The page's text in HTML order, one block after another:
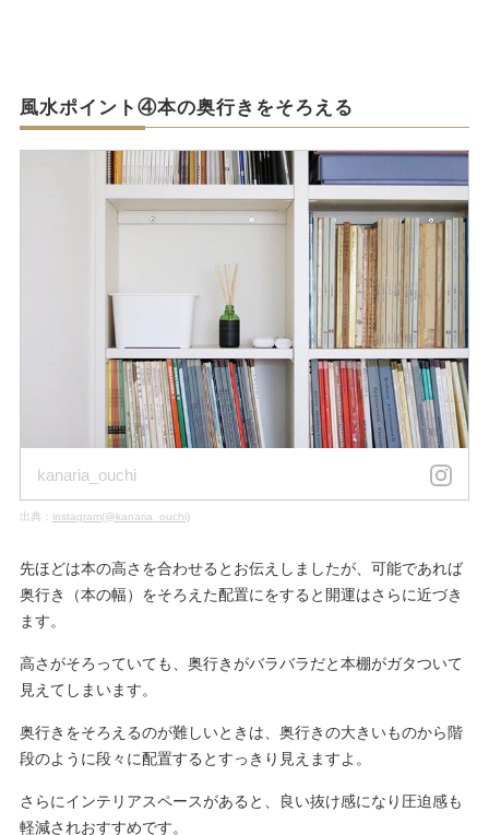
風水ポイント④本の奥行きをそろえる
kanaria_ouchi
出典： instagram(@kanaria_ouchi)
先ほどは本の高さを合わせるとお伝えしましたが、可能であれば
奥行き（本の幅）をそろえた配置にをすると開運はさらに近づき
ます。
高さがそろっていても、奥行きがバラバラだと本棚がガタついて
見えてしまいます。
奥行きをそろえるのが難しいときは、奥行きの大きいものから階
段のように段々に配置するとすっきり見えますよ。
さらにインテリアスペースがあると、良い抜け感になり圧迫感も
軽減されおすすめです。